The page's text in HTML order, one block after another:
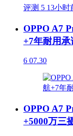
评测 5 13小时
OPPO A7
+7年耐用
6 07.30
OPPO A7
+5000万三